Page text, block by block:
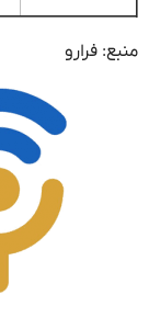
منبع: فرارو